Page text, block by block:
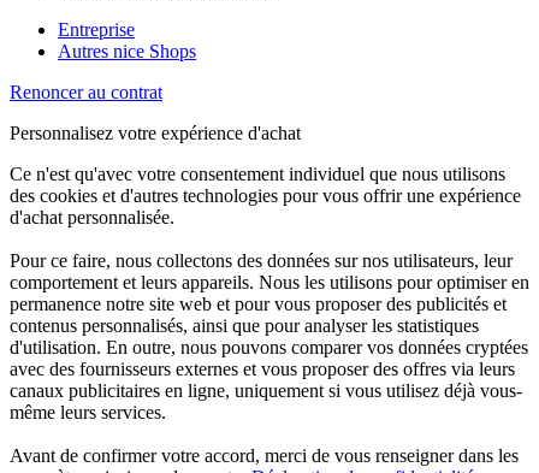
Entreprise
Autres nice Shops
Renoncer au contrat
Personnalisez votre expérience d'achat
Ce n'est qu'avec votre consentement individuel que nous utilisons
des cookies et d'autres technologies pour vous offrir une expérience
d'achat personnalisée.
Pour ce faire, nous collectons des données sur nos utilisateurs, leur
comportement et leurs appareils. Nous les utilisons pour optimiser en
permanence notre site web et pour vous proposer des publicités et
contenus personnalisés, ainsi que pour analyser les statistiques
d'utilisation. En outre, nous pouvons comparer vos données cryptées
avec des fournisseurs externes et vous proposer des offres via leurs
canaux publicitaires en ligne, uniquement si vous utilisez déjà vous-
même leurs services.
Avant de confirmer votre accord, merci de vous renseigner dans les